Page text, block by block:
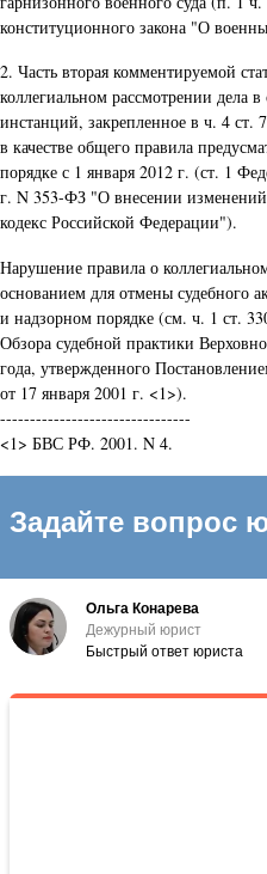
конституционного закона "О
2. Часть вторая комментируемой
коллегиальном рассмотрении дела
инстанций, закрепленное в ч. 4 ст.
в качестве общего правила
порядке с 1 января 2012 г. (ст. 1
г. N 353-ФЗ "О внесении
кодекс Российской Федерации").
Нарушение правила о
основанием для отмены судебного
и надзорном порядке (см. ч. 1 ст.
Обзора судебной практики
года, утвержденного
от 17 января 2001 г. <1>).
--------------------------------
<1> БВС РФ. 2001. N 4.